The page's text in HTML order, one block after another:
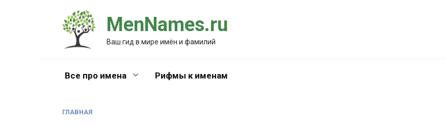
MenNames.ru
Ваш гид в мире имён и фамилий
Все про имена Рифмы к именам
ГЛАВНАЯ